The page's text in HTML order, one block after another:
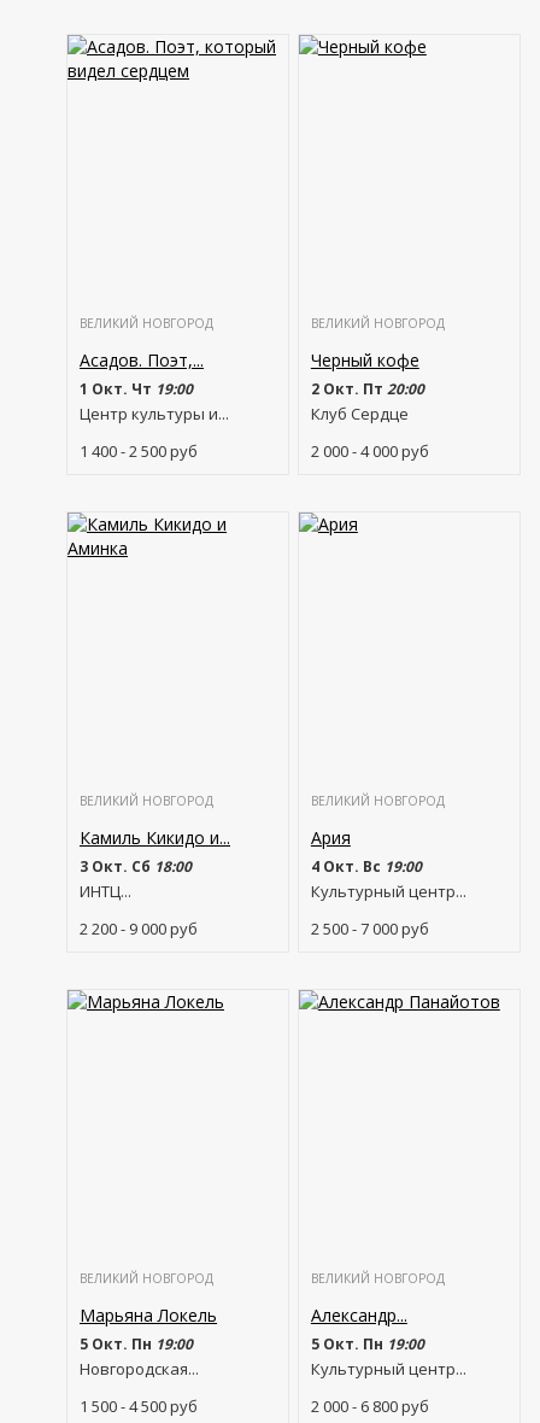
ВЕЛИКИЙ НОВГОРОД
Асадов. Поэт,...
1 Окт. Чт 19:00
Центр культуры и...
1 400 - 2 500руб
ВЕЛИКИЙ НОВГОРОД
Черный кофе
2 Окт. Пт 20:00
Клуб Сердце
2 000 - 4 000руб
ВЕЛИКИЙ НОВГОРОД
Камиль Кикидо и...
3 Окт. Сб 18:00
ИНТЦ...
2 200 - 9 000руб
ВЕЛИКИЙ НОВГОРОД
Ария
4 Окт. Вс 19:00
Культурный центр...
2 500 - 7 000руб
ВЕЛИКИЙ НОВГОРОД
Марьяна Локель
5 Окт. Пн 19:00
Новгородская...
1 500 - 4 500руб
ВЕЛИКИЙ НОВГОРОД
Александр...
5 Окт. Пн 19:00
Культурный центр...
2 000 - 6 800руб